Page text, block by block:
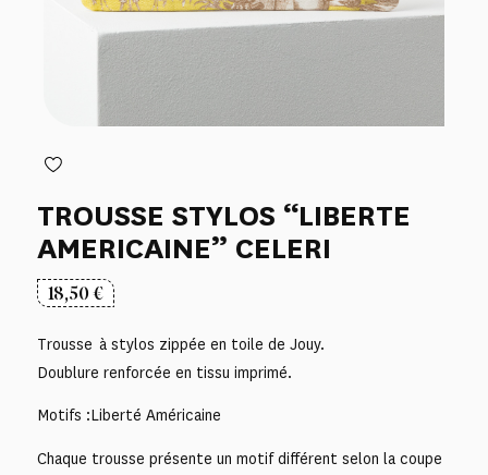
TROUSSE STYLOS “LIBERTE
AMERICAINE” CELERI
18,50€
Trousse à stylos zippée en toile de Jouy.
Doublure renforcée en tissu imprimé.
Motifs :Liberté Américaine
Chaque trousse présente un motif différent selon la coupe